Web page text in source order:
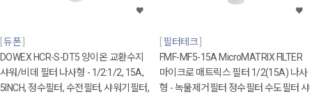
듀폰
DOWEX HCR-S-DT5 양이온 교환수지
샤워/비데 필터 나사형 - 1/2:1/2, 15A,
5INCH, 정수필터, 수전필터, 샤워기필터,
필터테크
FMF-MF5-15A MicroMATRIX FILTER
마이크로 매트릭스 필터 1/2(15A) 나사
형 - 녹물제거필터 정수필터 수도필터 샤